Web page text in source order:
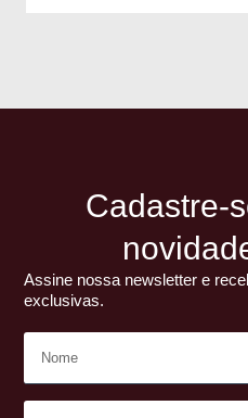
Cadastre-
Assine nossa newsletter e
exclusivas.